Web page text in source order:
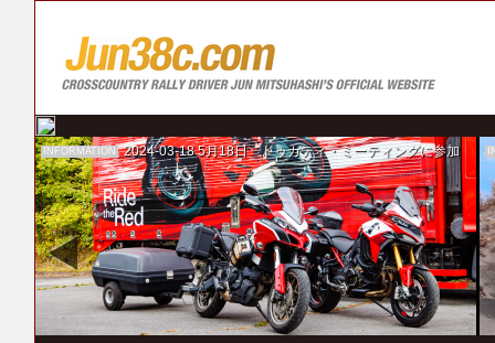
INFORMATION 2024-03-18 5月18日 ドゥカティ・ミーティングに参加